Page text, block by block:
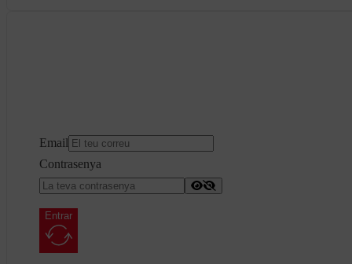
Email
Contrasenya
Entrar